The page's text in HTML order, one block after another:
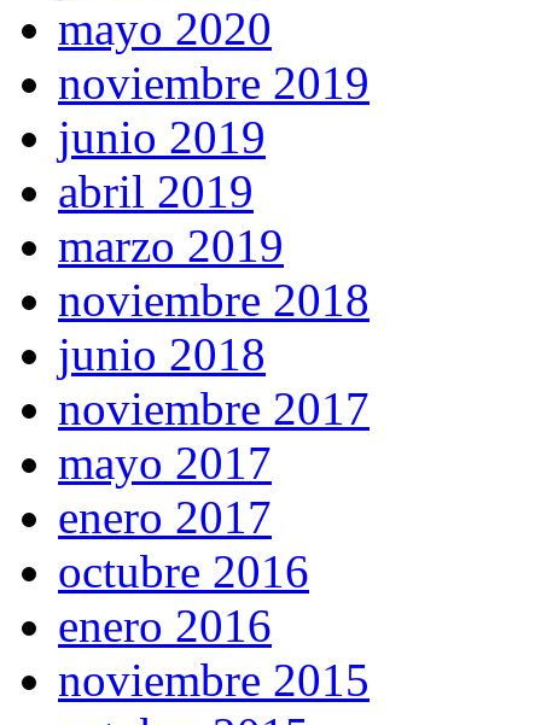
mayo 2020
noviembre 2019
junio 2019
abril 2019
marzo 2019
noviembre 2018
junio 2018
noviembre 2017
mayo 2017
enero 2017
octubre 2016
enero 2016
noviembre 2015